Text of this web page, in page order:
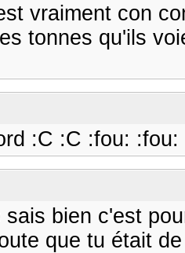
vraiment con
tonnes qu'ils
:C :C :fou: :fou:
sais bien c'est
que tu était